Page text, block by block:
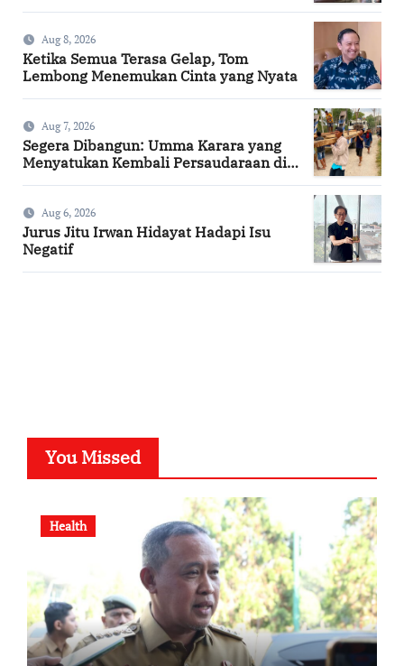
Aug 8, 2026
Ketika Semua Terasa Gelap, Tom
Lembong Menemukan Cinta yang Nyata
Aug 7, 2026
Segera Dibangun: Umma Karara yang
Menyatukan Kembali Persaudaraan di
Aug 6, 2026
Jurus Jitu Irwan Hidayat Hadapi Isu
Negatif
You Missed
Health